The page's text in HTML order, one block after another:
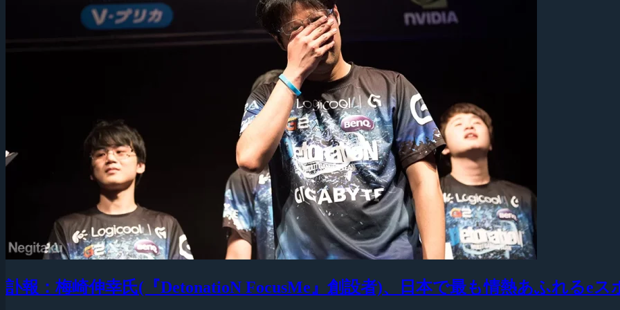
訃報：梅崎伸幸氏(『DetonatioN FocusMe』創設者)、日本で最も情熱あふれるeス